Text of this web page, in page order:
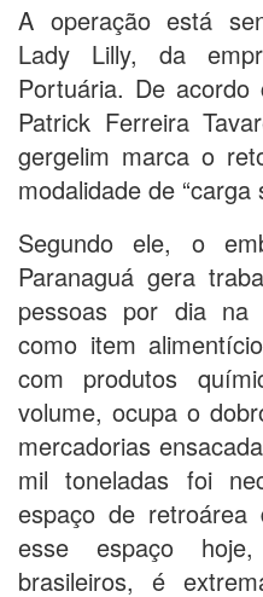
A operação está
Lady Lilly, da
Portuária. De
Patrick Ferreira
gergelim marca o
modalidade de “carga
Segundo ele, o
Paranaguá gera
pessoas por dia na
como item
com produtos
volume, ocupa o
mercadorias
mil toneladas foi
espaço de
esse espaço
brasileiros, é